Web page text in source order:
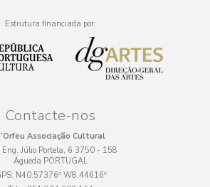
Estrutura financiada por:
Contacte-nos
Associação Cultural
Eng. Júlio Portela, 6 3750 - 158
Águeda PORTUGAL
N40.57376º W8.44616º